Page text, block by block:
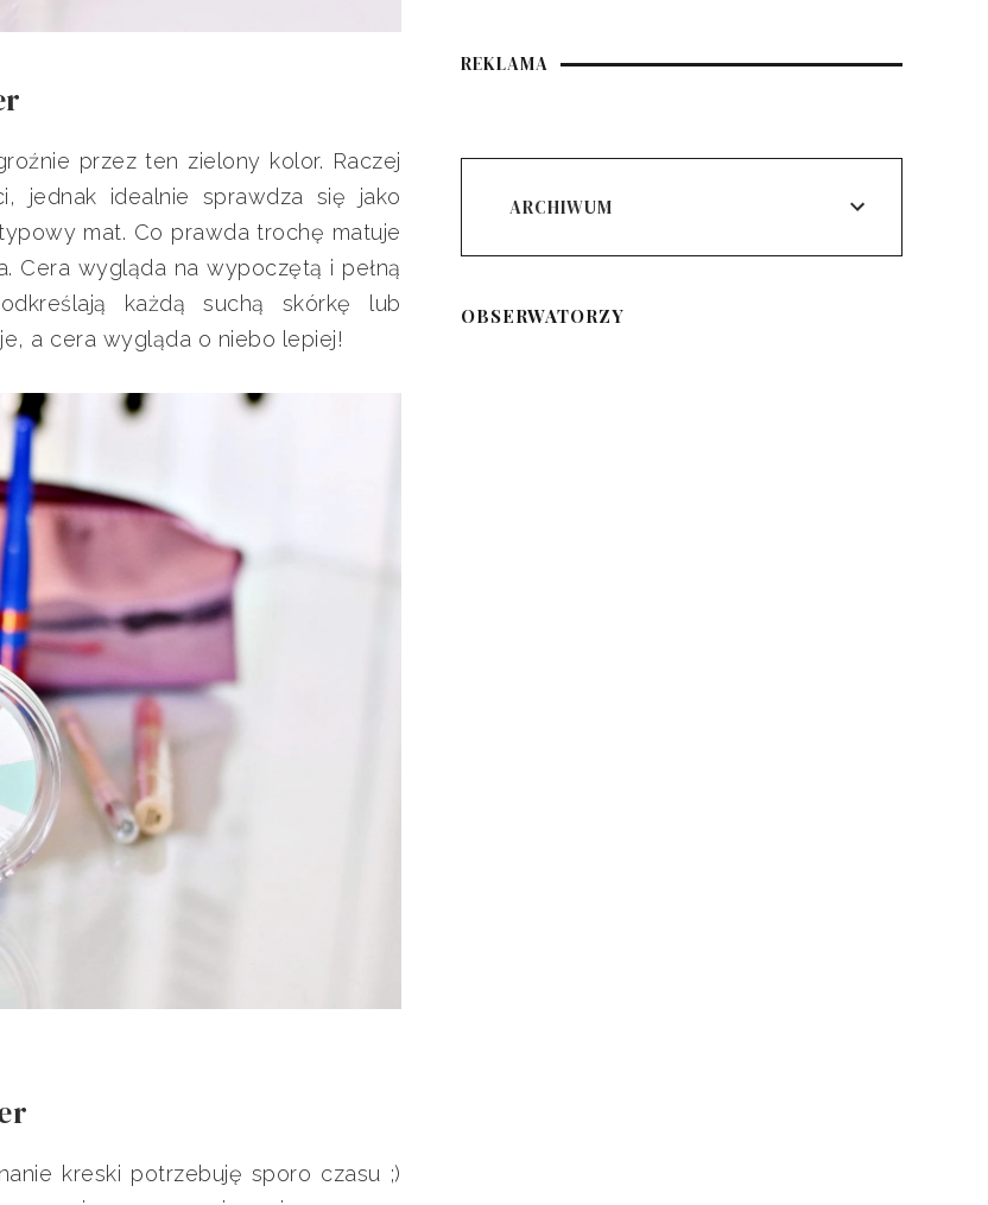
przez ten zielony kolor. Raczej
jednak idealnie sprawdza się jako
mat. Co prawda trochę matuje
Cera wygląda na wypoczętą i pełną
każdą suchą skórkę lub
a cera wygląda o niebo lepiej!
kreski potrzebuję sporo czasu ;)
REKLAMA
ARCHIWUM
OBSERWATORZY